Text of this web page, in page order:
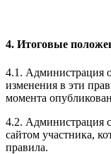
4. Итоговые
4.1. Администрация
изменения в эти
момента
4.2. Администрация
сайтом участника,
правила.